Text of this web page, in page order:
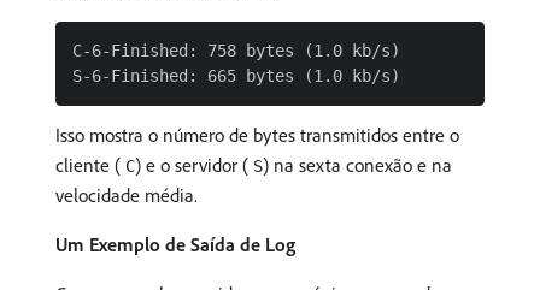
C-6-Finished: 758 bytes (1.0 kb/s)
Isso mostra o número de bytes transmitidos entre o
cliente ( C) e o servidor ( S) na sexta conexão e na
velocidade média.
Um Exemplo de Saída de Log